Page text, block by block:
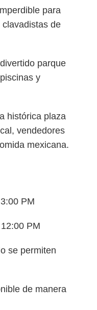
para
de
parque
y
histórica plaza
vendedores
mexicana.
PM
PM
se permiten
de manera